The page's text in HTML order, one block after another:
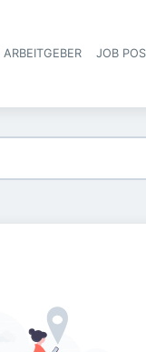
ARBEITGEBER JOB